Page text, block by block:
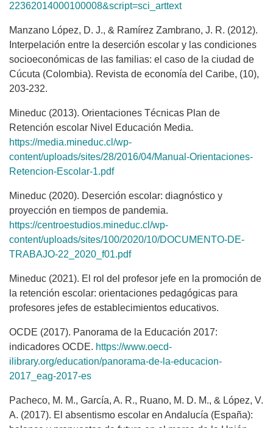
22362014000100008&script=sci_arttext
Manzano López, D. J., & Ramírez Zambrano, J. R. (2012).
Interpelación entre la deserción escolar y las condiciones
socioeconómicas de las familias: el caso de la ciudad de
Cúcuta (Colombia). Revista de economía del Caribe, (10),
203-232.
Mineduc (2013). Orientaciones Técnicas Plan de
Retención escolar Nivel Educación Media.
https://media.mineduc.cl/wp-
content/uploads/sites/28/2016/04/Manual-Orientaciones-
Retencion-Escolar-1.pdf
Mineduc (2020). Deserción escolar: diagnóstico y
proyección en tiempos de pandemia.
https://centroestudios.mineduc.cl/wp-
content/uploads/sites/100/2020/10/DOCUMENTO-DE-
TRABAJO-22_2020_f01.pdf
Mineduc (2021). El rol del profesor jefe en la promoción de
la retención escolar: orientaciones pedagógicas para
profesores jefes de establecimientos educativos.
OCDE (2017). Panorama de la Educación 2017:
indicadores OCDE. https://www.oecd-
ilibrary.org/education/panorama-de-la-educacion-
2017_eag-2017-es
Pacheco, M. M., García, A. R., Ruano, M. D. M., & López, V.
A. (2017). El absentismo escolar en Andalucía (España):